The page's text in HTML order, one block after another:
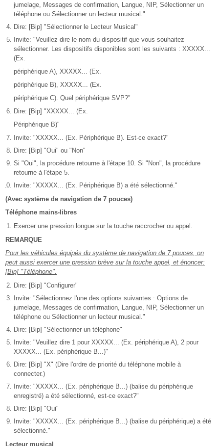
jumelage, Messages de confirmation, Langue, NIP, Sélectionner un
téléphone ou Sélectionner un lecteur musical."
Dire: [Bip] "Sélectionner le Lecteur Musical"
Invite: "Veuillez dire le nom du dispositif que vous souhaitez
sélectionner. Les dispositifs disponibles sont les suivants : XXXXX...
(Ex.
périphérique A), XXXXX... (Ex.
périphérique B), XXXXX... (Ex.
périphérique C). Quel périphérique SVP?"
Dire: [Bip] "XXXXX... (Ex.
Périphérique B)"
Invite: "XXXXX... (Ex. Périphérique B). Est-ce exact?"
Dire: [Bip] "Oui" ou "Non"
Si "Oui", la procédure retourne à l'étape 10. Si "Non", la procédure
retourne à l'étape 5.
Invite: "XXXXX... (Ex. Périphérique B) a été sélectionné."
(Avec système de navigation de 7 pouces)
Téléphone mains-libres
Exercer une pression longue sur la touche raccrocher ou appel.
REMARQUE
Pour les véhicules équipés du système de navigation de 7 pouces, on
peut aussi exercer une pression brève sur la touche appel, et énoncer:
[Bip] "Téléphone".
Dire: [Bip] "Configurer"
Invite: "Sélectionnez l'une des options suivantes : Options de
jumelage, Messages de confirmation, Langue, NIP, Sélectionner un
téléphone ou Sélectionner un lecteur musical."
Dire: [Bip] "Sélectionner un téléphone"
Invite: "Veuillez dire 1 pour XXXXX... (Ex. périphérique A), 2 pour
XXXXX... (Ex. périphérique B...)"
Dire: [Bip] "X" (Dire l'ordre de priorité du téléphone mobile à
connecter.)
Invite: "XXXXX... (Ex. périphérique B...) (balise du périphérique
enregistré) a été sélectionné, est-ce exact?"
Dire: [Bip] "Oui"
Invite: "XXXXX... (Ex. périphérique B...) (balise du périphérique) a été
sélectionné."
Lecteur musical